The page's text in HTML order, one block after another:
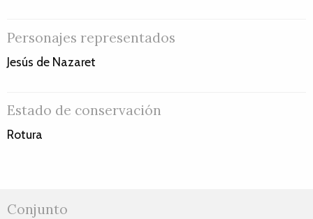
Personajes representados
Jesús de Nazaret
Estado de conservación
Rotura
Conjunto